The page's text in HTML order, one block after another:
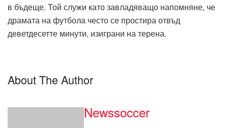
в бъдеще. Той служи като завладяващо напомняне, че
драмата на футбола често се простира отвъд
деветдесетте минути, изиграни на терена.
About The Author
Newssoccer